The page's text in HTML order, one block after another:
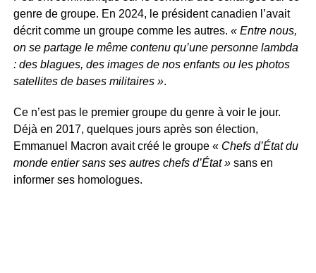
genre de groupe. En 2024, le président canadien l’avait
décrit comme un groupe comme les autres. « Entre nous,
on se partage le même contenu qu’une personne lambda
: des blagues, des images de nos enfants ou les photos
satellites de bases militaires ».
Ce n’est pas le premier groupe du genre à voir le jour.
Déjà en 2017, quelques jours après son élection,
Emmanuel Macron avait créé le groupe «Chefs d’État du
monde entier sans ses autres chefs d’État »sans en
informer ses homologues.